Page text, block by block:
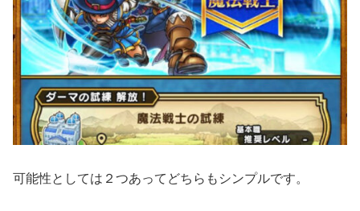
可能性としては２つあってどちらもシンプルです。